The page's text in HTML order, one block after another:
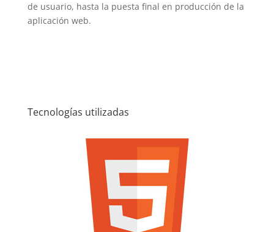
de usuario, hasta la puesta final en producción de la
aplicación web.
Tecnologías utilizadas